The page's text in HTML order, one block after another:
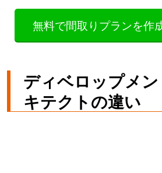
無料で間取りプランを作
ディベロップメ
キテクトの違い